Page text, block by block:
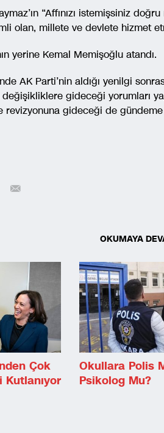
“Affınızı istemişsiniz
olan, millete ve devlete hizmet
yerine Kemal Memişoğlu atandı.
AK Parti’nin aldığı yenilgi
gideceği yorumları
revizyonuna gideceği de
OKUMAYA
Çok
Kutlanıyor
Okullara Polis
Psikolog Mu?